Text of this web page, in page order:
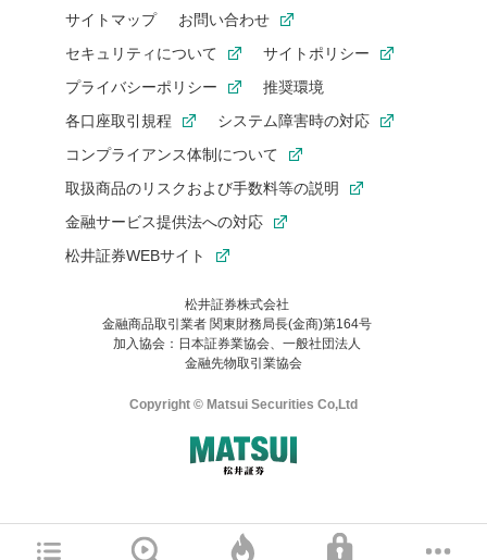
サイトマップ
お問い合わせ
セキュリティについて
サイトポリシー
プライバシーポリシー
推奨環境
各口座取引規程
システム障害時の対応
コンプライアンス体制について
取扱商品のリスクおよび手数料等の説明
金融サービス提供法への対応
松井証券WEBサイト
松井証券株式会社
金融商品取引業者 関東財務局長(金商)第164号
加入協会：日本証券業協会、一般社団法人
金融先物取引業協会
Copyright © Matsui Securities Co,Ltd
マネーサテライトのWEBサイトへようこそ
ご利用の環境(Internet Explorer)は、本サイトの推奨環境外のた
め、
一部の機能が正常に動作しない可能性があります。
お気に入り機能は松井証券の会員限定の機能です。
お気に入り登録いただくと、後からいつでもお気に入りのコンテ
ンツを一覧でご確認いただけます。
ご利用いただくには口座開設が必要です。
はご利用の端末で一度ログインしてください。